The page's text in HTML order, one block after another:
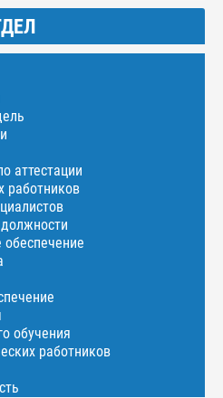
аттестации
работников
обучения
работников